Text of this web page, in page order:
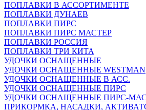
ПОПЛАВКИ В АССОРТИМЕНТЕ
ПОПЛАВКИ ДУНАЕВ
ПОПЛАВКИ ПИРС
ПОПЛАВКИ ПИРС МАСТЕР
ПОПЛАВКИ РОССИЯ
ПОПЛАВКИ ТРИ КИТА
УДОЧКИ ОСНАЩЕННЫЕ
УДОЧКИ ОСНАЩЕННЫЕ WESTMAN
УДОЧКИ ОСНАЩЕННЫЕ В АСС.
УДОЧКИ ОСНАЩЕННЫЕ ПИРС
УДОЧКИ ОСНАЩЕННЫЕ ПИРС-
ПРИКОРМКА, НАСАДКИ,